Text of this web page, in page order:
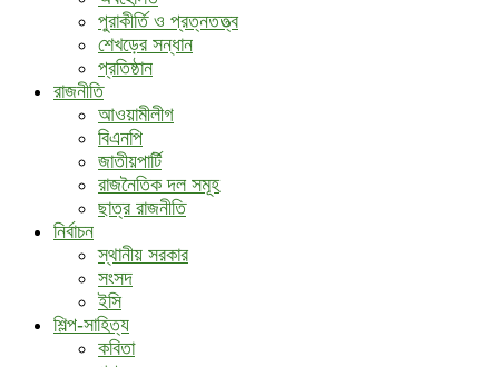
পুরাকীর্তি ও প্রত্নতত্ত্ব
শেখড়ের সন্ধান
প্রতিষ্ঠান
রাজনীতি
আওয়ামীলীগ
বিএনপি
জাতীয়পার্টি
রাজনৈতিক দল সমূহ
ছাত্র রাজনীতি
নির্বাচন
স্থানীয় সরকার
সংসদ
ইসি
শিল্প-সাহিত্য
কবিতা